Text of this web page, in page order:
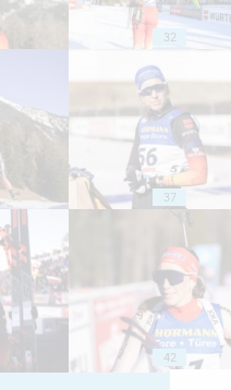
32
37
42